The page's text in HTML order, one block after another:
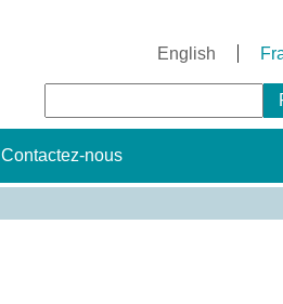
English
Formulaire
de
recherche
Contactez-nous